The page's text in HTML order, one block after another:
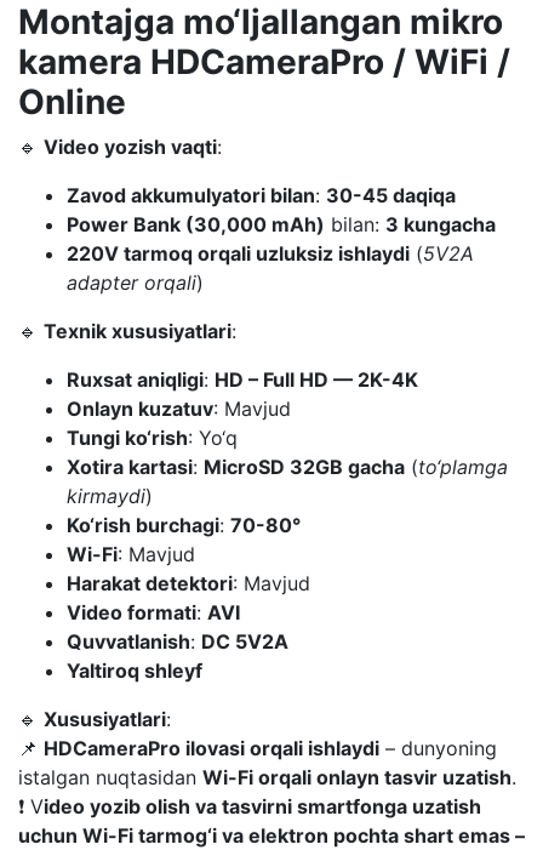
Montajga mo‘ljallangan mikro
kamera HDCameraPro / WiFi /
Online
🔹 Video yozish vaqti:
Zavod akkumulyatori bilan: 30-45 daqiqa
Power Bank (30,000 mAh) bilan: 3 kungacha
220V tarmoq orqali uzluksiz ishlaydi (5V2A
adapter orqali)
🔹 Texnik xususiyatlari:
Ruxsat aniqligi: HD – Full HD — 2K-4K
Onlayn kuzatuv: Mavjud
Tungi ko‘rish: Yo‘q
Xotira kartasi: MicroSD 32GB gacha (to‘plamga
kirmaydi)
Ko‘rish burchagi: 70-80°
Wi-Fi: Mavjud
Harakat detektori: Mavjud
Video formati: AVI
Quvvatlanish: DC 5V2A
Yaltiroq shleyf
🔹 Xususiyatlari:
📌 HDCameraPro ilovasi orqali ishlaydi – dunyoning
istalgan nuqtasidan Wi-Fi orqali onlayn tasvir uzatish.
❗ Video yozib olish va tasvirni smartfonga uzatish
uchun Wi-Fi tarmog‘i va elektron pochta shart emas –